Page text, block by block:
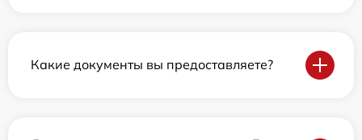
Какие документы вы предоставляете?